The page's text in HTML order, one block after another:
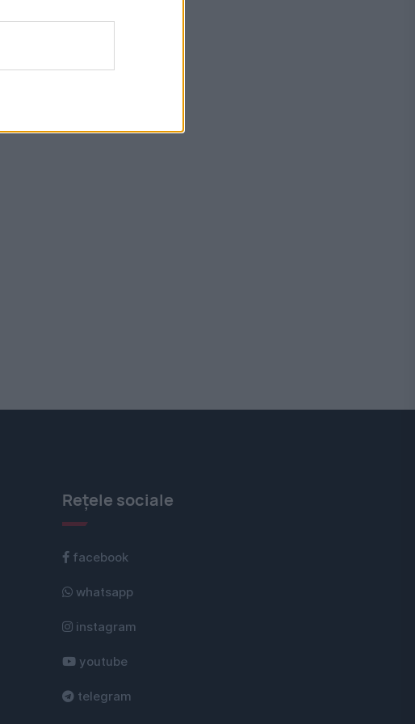
Rețele sociale
facebook
whatsapp
instagram
youtube
telegram